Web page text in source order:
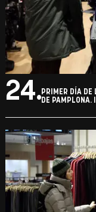
24.PRIMER DÍA DE
DE PAMPLONA.